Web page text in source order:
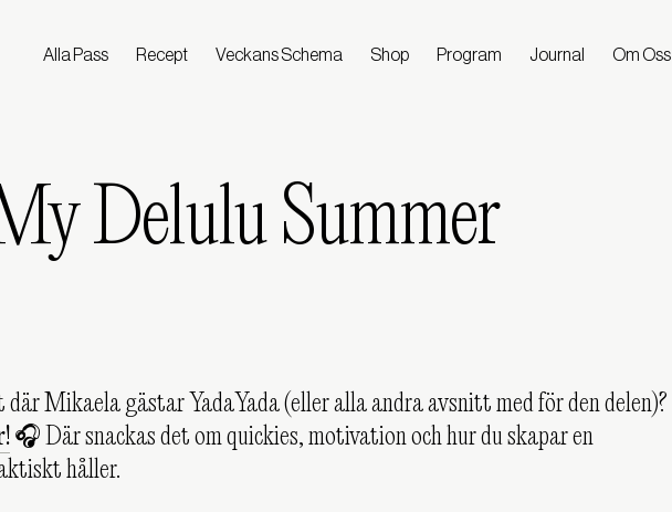
Alla Pass Recept Veckans Schema Shop Program Journal Om Oss
Delulu Summer
Mikaela gästar YadaYada (eller alla andra avsnitt med för den delen)?
🎧 Där snackas det om quickies, motivation och hur du skapar en
håller.